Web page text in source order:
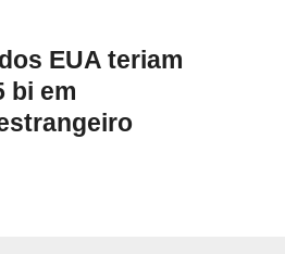
EUA teriam
bi em